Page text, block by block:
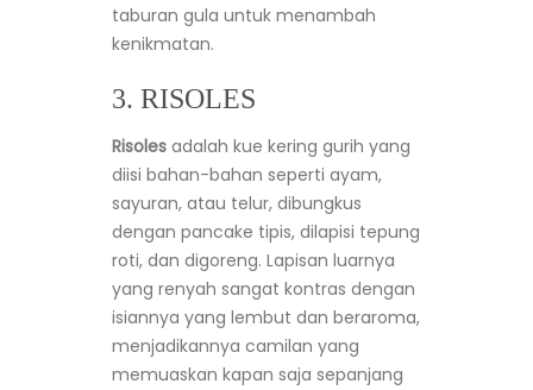
taburan gula untuk menambah
kenikmatan.
3. RISOLES
Risoles adalah kue kering gurih yang
diisi bahan-bahan seperti ayam,
sayuran, atau telur, dibungkus
dengan pancake tipis, dilapisi tepung
roti, dan digoreng. Lapisan luarnya
yang renyah sangat kontras dengan
isiannya yang lembut dan beraroma,
menjadikannya camilan yang
memuaskan kapan saja sepanjang